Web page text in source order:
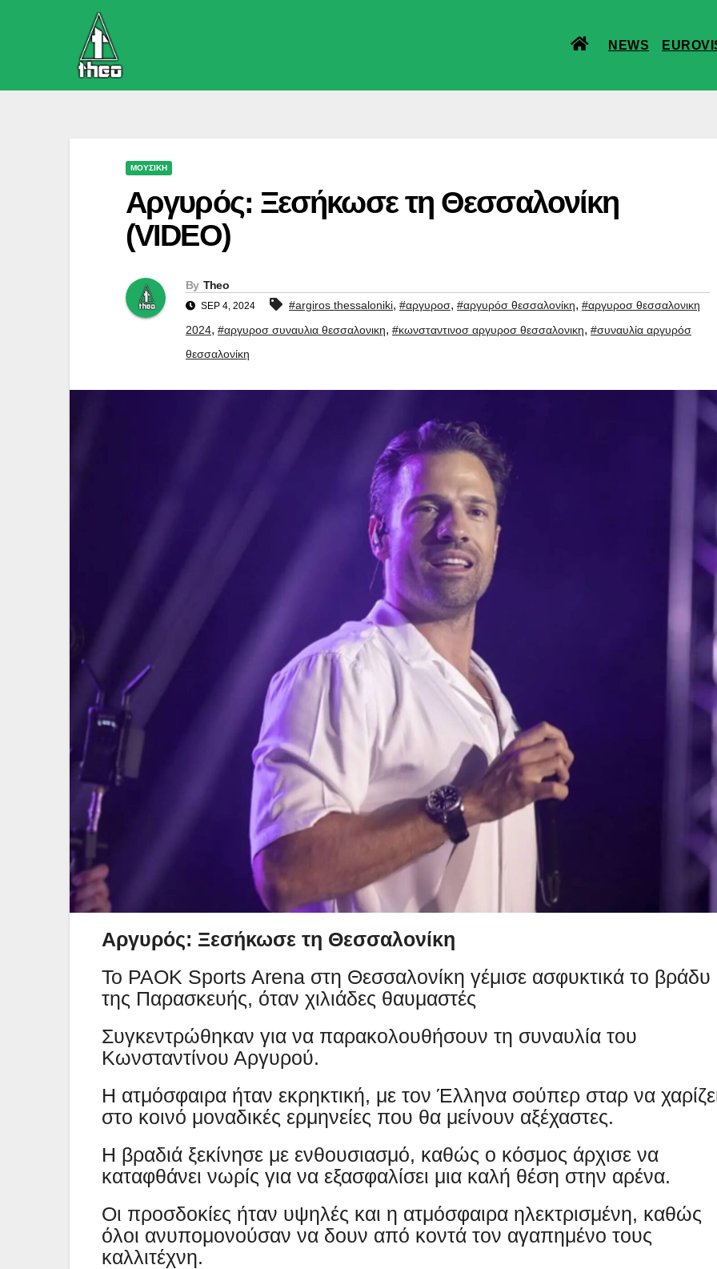
NEWS
ΜΟΥΣΙΚΗ
Αργυρός: Ξεσήκωσε τη Θεσσαλονίκη
(VIDEO)
By Theo
SEP 4, 2024 #argiros thessaloniki, #αργυροσ, #αργυρόσ θεσσαλονίκη, #αργυροσ θεσσαλονικη
2024, #αργυροσ συναυλια θεσσαλονικη, #κωνσταντινοσ αργυροσ θεσσαλονικη, #συναυλία αργυρόσ
θεσσαλονίκη
Αργυρός: Ξεσήκωσε τη Θεσσαλονίκη
Το PAOK Sports Arena στη Θεσσαλονίκη γέμισε ασφυκτικά το βράδυ
της Παρασκευής, όταν χιλιάδες θαυμαστές
Συγκεντρώθηκαν για να παρακολουθήσουν τη συναυλία του
Κωνσταντίνου Αργυρού.
Η ατμόσφαιρα ήταν εκρηκτική, με τον Έλληνα σούπερ σταρ να
στο κοινό μοναδικές ερμηνείες που θα μείνουν αξέχαστες.
Η βραδιά ξεκίνησε με ενθουσιασμό, καθώς ο κόσμος άρχισε να
καταφθάνει νωρίς για να εξασφαλίσει μια καλή θέση στην αρένα.
Οι προσδοκίες ήταν υψηλές και η ατμόσφαιρα ηλεκτρισμένη, καθώς
όλοι ανυπομονούσαν να δουν από κοντά τον αγαπημένο τους
καλλιτέχνη.